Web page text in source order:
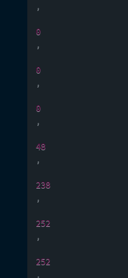
,
0
,
0
,
0
,
48
,
238
,
252
,
252
,